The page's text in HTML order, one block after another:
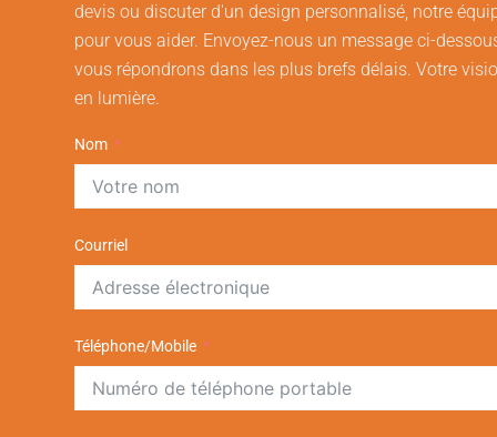
devis ou discuter d'un design personnalisé, notre
pour vous aider. Envoyez-nous un message ci-
vous répondrons dans les plus brefs délais. Votre
en lumière.
Nom
Courriel
Téléphone/Mobile